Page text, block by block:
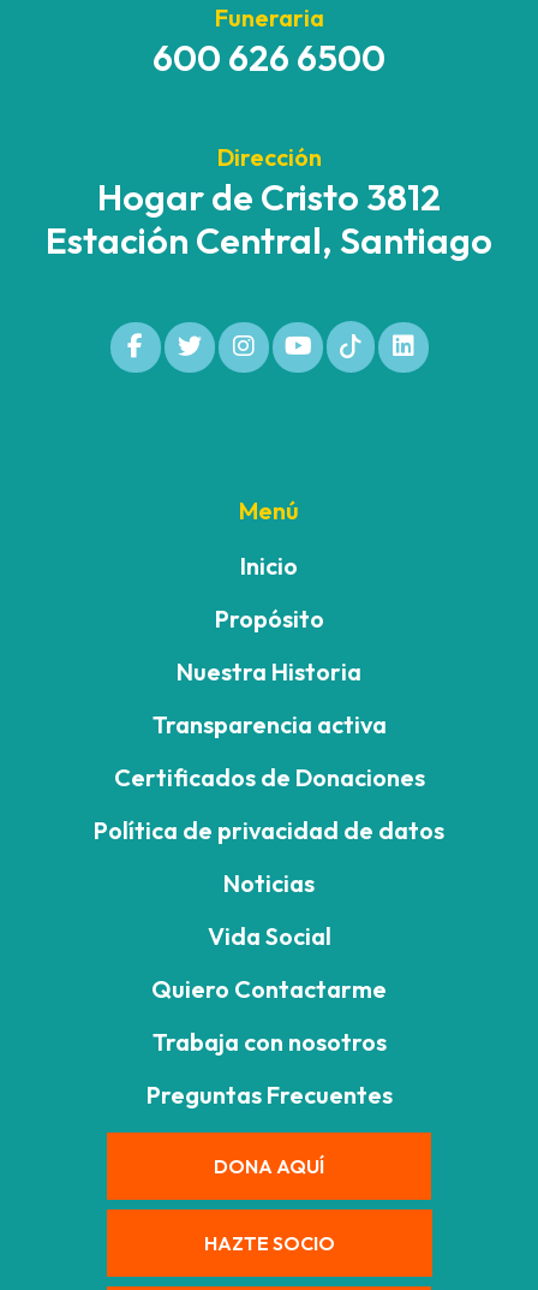
Funeraria
600 626 6500
Dirección
Hogar de Cristo 3812
Estación Central, Santiago
Menú
Inicio
Propósito
Nuestra Historia
Transparencia activa
Certificados de Donaciones
Política de privacidad de datos
Noticias
Vida Social
Quiero Contactarme
Trabaja con nosotros
Preguntas Frecuentes
DONA AQUÍ
HAZTE SOCIO